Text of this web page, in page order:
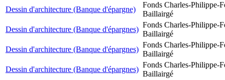
Dessin d'architecture (Banque d'épargne)
Fonds Charles-Philippe-
Baillairgé
Dessin d'architecture (Banque d'épargnes)
Fonds Charles-Philippe-
Baillairgé
Dessin d'architecture (Banque d'épargnes)
Fonds Charles-Philippe-
Baillairgé
Dessin d'architecture (Banque d'épargnes)
Fonds Charles-Philippe-
Baillairgé